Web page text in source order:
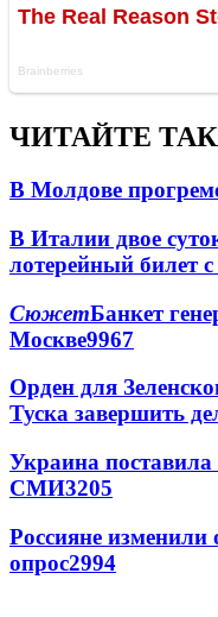
ЧИТАЙТЕ
В Молдове
В Италии двое
лотерейный билет
СюжетБанкет
Москве9967
Орден для
Туска завершить
Украина
СМИ3205
Россияне изменили
опрос2994